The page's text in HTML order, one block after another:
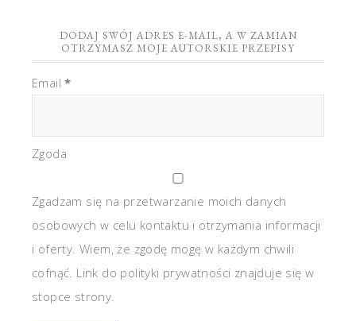
DODAJ SWÓJ ADRES E-MAIL, A W ZAMIAN
OTRZYMASZ MOJE AUTORSKIE PRZEPISY
Email*
Zgoda
Zgadzam się na przetwarzanie moich danych
osobowych w celu kontaktu i otrzymania informacji
i oferty. Wiem, że zgodę mogę w każdym chwili
cofnąć. Link do polityki prywatności znajduje się w
stopce strony.